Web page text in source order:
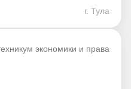
г. Тула
экономики и права